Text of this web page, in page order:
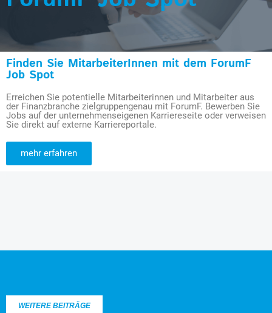
Finden Sie MitarbeiterInnen mit dem ForumF
Job Spot
Erreichen Sie potentielle Mitarbeiterinnen und Mitarbeiter aus
der Finanzbranche zielgruppengenau mit ForumF. Bewerben Sie
Jobs auf der unternehmenseigenen Karriereseite oder verweisen
Sie direkt auf externe Karriereportale.
mehr erfahren
WEITERE BEITRÄGE